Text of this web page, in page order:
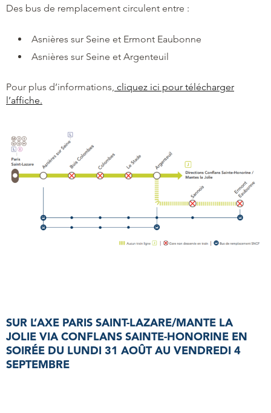
Des bus de remplacement circulent entre :
Asnières sur Seine et Ermont Eaubonne
Asnières sur Seine et Argenteuil
Pour plus d’informations, cliquez ici pour télécharger
l’affiche.
SUR L’AXE PARIS SAINT-LAZARE/MANTE LA
JOLIE VIA CONFLANS SAINTE-HONORINE EN
SOIRÉE DU LUNDI 31 AOÛT AU VENDREDI 4
SEPTEMBRE